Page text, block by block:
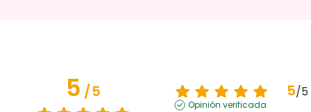
5/5 5/5
Opinión verificada